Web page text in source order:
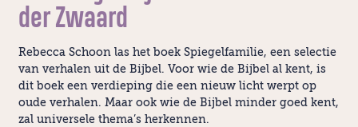
der Zwaard
Rebecca Schoon las het boek Spiegelfamilie, een selectie
van verhalen uit de Bijbel. Voor wie de Bijbel al kent, is
dit boek een verdieping die een nieuw licht werpt op
oude verhalen. Maar ook wie de Bijbel minder goed kent,
zal universele thema’s herkennen.